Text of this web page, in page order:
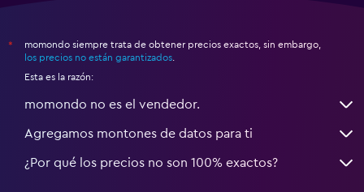
*
momondo siempre trata de obtener precios exactos, sin embargo,
los precios no están garantizados
Esta es la razón:
momondo no es el vendedor.
Agregamos montones de datos para ti
¿Por qué los precios no son 100% exactos?